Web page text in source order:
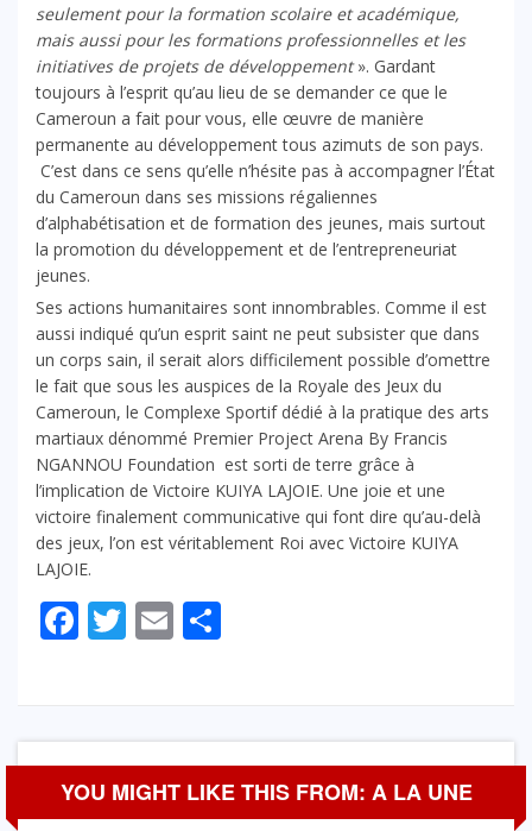
seulement pour la formation scolaire et académique,
mais aussi pour les formations professionnelles et les
initiatives de projets de développement». Gardant
toujours à l’esprit qu’au lieu de se demander ce que le
Cameroun a fait pour vous, elle œuvre de manière
permanente au développement tous azimuts de son pays.
C’est dans ce sens qu’elle n’hésite pas à accompagner l’État
du Cameroun dans ses missions régaliennes
d’alphabétisation et de formation des jeunes, mais surtout
la promotion du développement et de l’entrepreneuriat
jeunes.
Ses actions humanitaires sont innombrables. Comme il est
aussi indiqué qu’un esprit saint ne peut subsister que dans
un corps sain, il serait alors difficilement possible d’omettre
le fait que sous les auspices de la Royale des Jeux du
Cameroun, le Complexe Sportif dédié à la pratique des arts
martiaux dénommé Premier Project Arena By Francis
NGANNOU Foundation est sorti de terre grâce à
l’implication de Victoire KUIYA LAJOIE. Une joie et une
victoire finalement communicative qui font dire qu’au-delà
des jeux, l’on est véritablement Roi avec Victoire KUIYA
LAJOIE.
Facebook
Twitter
Email
YOU MIGHT LIKE THIS FROM: A LA UNE